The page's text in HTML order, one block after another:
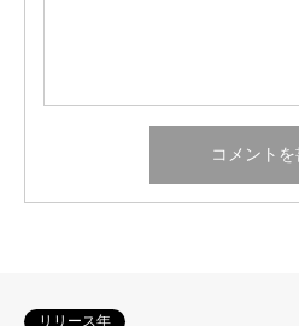
リリース年